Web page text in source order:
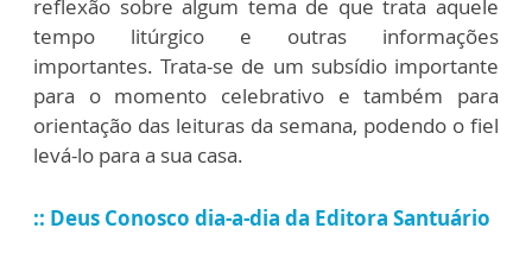
reflexão sobre algum tema de que trata aquele
tempo litúrgico e outras informações
importantes. Trata-se de um subsídio importante
para o momento celebrativo e também para
orientação das leituras da semana, podendo o fiel
levá-lo para a sua casa.
:: Deus Conosco dia-a-dia da Editora Santuário